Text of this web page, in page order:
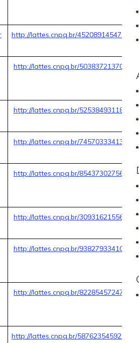
http://lattes.cnpq.br/4520891454714141
http://lattes.cnpq.br/5038372137049343
http://lattes.cnpq.br/5253849311894428
http://lattes.cnpq.br/7457033341399093
http://lattes.cnpq.br/
http://lattes.cnpq.br/3093162155624287
http://lattes.cnpq.br/9382793341053432
http://lattes.cnpq.br/8228545724792492
http://lattes.cnpq.br/5876235459236551